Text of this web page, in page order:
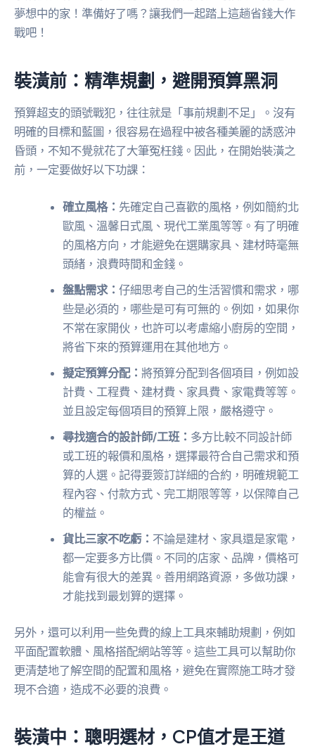
夢想中的家！準備好了嗎？讓我們一起踏上這趟省錢大作
戰吧！
裝潢前：精準規劃，避開預算黑洞
預算超支的頭號戰犯，往往就是「事前規劃不足」。沒有
明確的目標和藍圖，很容易在過程中被各種美麗的誘惑沖
昏頭，不知不覺就花了大筆冤枉錢。因此，在開始裝潢之
前，一定要做好以下功課：
確立風格： 先確定自己喜歡的風格，例如簡約北
歐風、溫馨日式風、現代工業風等等。有了明確
的風格方向，才能避免在選購家具、建材時毫無
頭緒，浪費時間和金錢。
盤點需求：仔細思考自己的生活習慣和需求，哪
些是必須的，哪些是可有可無的。例如，如果你
不常在家開伙，也許可以考慮縮小廚房的空間，
將省下來的預算運用在其他地方。
擬定預算分配：將預算分配到各個項目，例如設
計費、工程費、建材費、家具費、家電費等等。
並且設定每個項目的預算上限，嚴格遵守。
尋找適合的設計師/工班： 多方比較不同設計師
或工班的報價和風格，選擇最符合自己需求和預
算的人選。記得要簽訂詳細的合約，明確規範工
程內容、付款方式、完工期限等等，以保障自己
的權益。
貨比三家不吃虧： 不論是建材、家具還是家電，
都一定要多方比價。不同的店家、品牌，價格可
能會有很大的差異。善用網路資源，多做功課，
才能找到最划算的選擇。
另外，還可以利用一些免費的線上工具來輔助規劃，例如
平面配置軟體、風格搭配網站等等。這些工具可以幫助你
更清楚地了解空間的配置和風格，避免在實際施工時才發
現不合適，造成不必要的浪費。
裝潢中：聰明選材，CP值才是王道